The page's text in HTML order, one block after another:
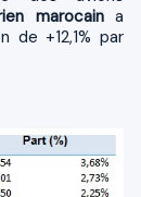
marocaina
de +12,1% par